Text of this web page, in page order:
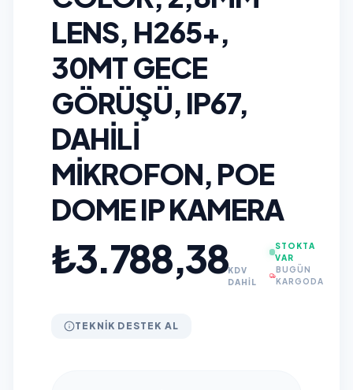
LENS, H265+,
30MT GECE
GÖRÜŞÜ, IP67,
DAHILI
MIKROFON, POE
DOME IP KAMERA
₺3.788,38KDV
DAHİL
STOKTA
VAR
BUGÜN
KARGODA
TEKNIK DESTEK AL